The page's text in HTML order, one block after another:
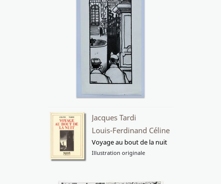
Jacques Tardi
Louis-Ferdinand Céline
Voyage au bout de la nuit
Illustration originale